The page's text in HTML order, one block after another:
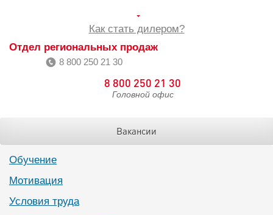
Как стать дилером?
Отдел региональных продаж
8 800 250 21 30
8 800 250 21 30
Головной офис
Вакансии
Обучение
Мотивация
Условия труда